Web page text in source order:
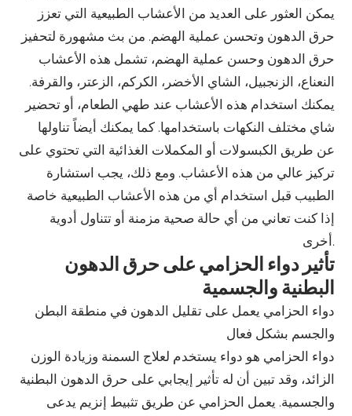
يمكن العثور على العديد من الأعشاب الطبيعية التي تعزز
حرق الدهون وتحسن عملية الهضم. من بث مشهورة لتحفيز
حرق الدهون وحسن عملية الهضم، تشمل هذه الأعشاب
النعناع، الزنجبيل، الشاي الأخضر، الكركم، الزعتر، والقرفة.
يمكنك استخدام هذه الأعشاب عند طهي الطعام، أو تحضير
شاي مختلف النكهات باستخدامها. كما يمكنك أيضاً تناولها
عن طريق الكبسولات أو المكملات الغذائية التي تحتوي على
تركيز عالي من هذه الأعشاب. ومع ذلك، يجب استشارة
الطبيب قبل استخدام أي من هذه الأعشاب الطبيعية خاصة
إذا كنت تعاني من أي حالة صحية مزمنة أو تتناول أدوية
أخرى.
تأثير دواء الحزامي على حرق الدهون
البطنية والجسمية
دواء الحزامي يعمل على تقليل الدهون في منطقة البطن
والجسم بشكل فعال
دواء الحزامي هو دواء يستخدم لعلاج السمنة وزيادة الوزن
الزائد، وقد تبين أن له تأثير إيجابي على حرق الدهون البطنية
والجسمية. يعمل الحزامي عن طريق تثبيط إنزيم يدعى